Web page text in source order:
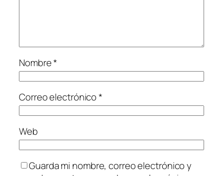
Nombre*
Correo electrónico*
Web
Guarda mi nombre, correo electrónico y